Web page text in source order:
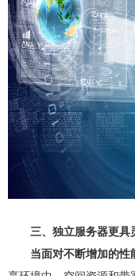
三、独立服务器更具
当面对不断增加的性